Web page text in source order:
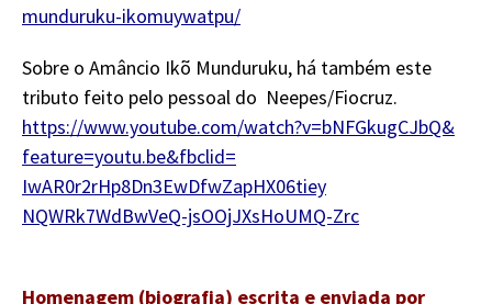
munduruku-ikomuywatpu/
Sobre o Amâncio Ikõ Munduruku, há também este
tributo feito pelo pessoal do Neepes/Fiocruz.
https://www.youtube.com/watch?v=bNFGkugCJbQ&
feature=youtu.be&fbclid=
IwAR0r2rHp8Dn3EwDfwZapHX06tiey
NQWRk7WdBwVeQ-jsOOjJXsHoUMQ-Zrc
Homenagem (biografia) escrita e enviada por